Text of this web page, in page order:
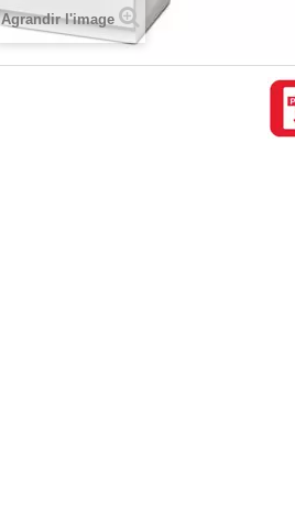
Agrandir l'image